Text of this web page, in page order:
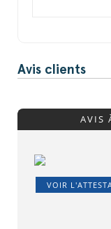
Avis clients
AVIS
VOIR